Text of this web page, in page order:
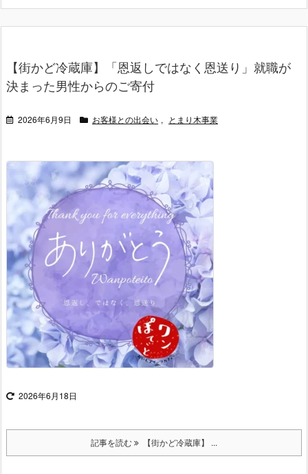
【街かど冷蔵庫】「恩返しではなく恩送り」就職が
決まった男性からのご寄付
2026年6月9日 お客様との出会い , とまり木事業
2026年6月18日
記事を読む 【街かど冷蔵庫】 ...